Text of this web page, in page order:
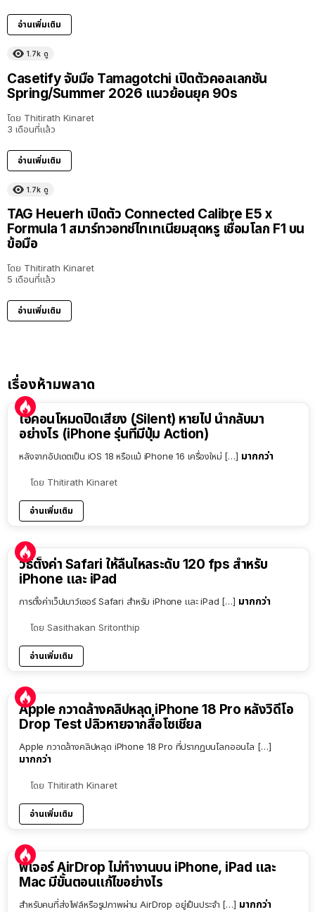
อ่านเพิ่มเติม
1.7k ดู
Casetify จับมือ Tamagotchi เปิดตัวคอลเลกชัน
Spring/Summer 2026 แนวย้อนยุค 90s
โดย Thitirath Kinaret
3 เดือนที่แล้ว
อ่านเพิ่มเติม
1.7k ดู
TAG Heuerh เปิดตัว Connected Calibre E5 x
Formula 1 สมาร์ทวอทช์ไทเทเนียมสุดหรู เชื่อมโลก F1 บน
ข้อมือ
โดย Thitirath Kinaret
5 เดือนที่แล้ว
อ่านเพิ่มเติม
เรื่องห้ามพลาด
ไอคอนโหมดปิดเสียง (Silent) หายไป นำกลับมา
อย่างไร (iPhone รุ่นที่มีปุ่ม Action)
หลังจากอัปเดตเป็น iOS 18 หรือแม้ iPhone 16 เครื่องใหม่ […] มากกว่า
โดย Thitirath Kinaret
อ่านเพิ่มเติม
วิธีตั้งค่า Safari ให้ลื่นไหลระดับ 120 fps สำหรับ
iPhone และ iPad
การตั้งค่าเว็ปเบาว์เซอร์ Safari สำหรับ iPhone และ iPad […] มากกว่า
โดย Sasithakan Sritonthip
อ่านเพิ่มเติม
Apple กวาดล้างคลิปหลุด iPhone 18 Pro หลังวิดีโอ
Drop Test ปลิวหายจากสื่อโซเชียล
Apple กวาดล้างคลิปหลุด iPhone 18 Pro ที่ปรากฏบนโลกออนไล […]
มากกว่า
โดย Thitirath Kinaret
อ่านเพิ่มเติม
ฟีเจอร์ AirDrop ไม่ทำงานบน iPhone, iPad และ
Mac มีขั้นตอนแก้ไขอย่างไร
สำหรับคนที่ส่งไฟล์หรือรูปภาพผ่าน AirDrop อยู่เป็นประจำ […] มากกว่า